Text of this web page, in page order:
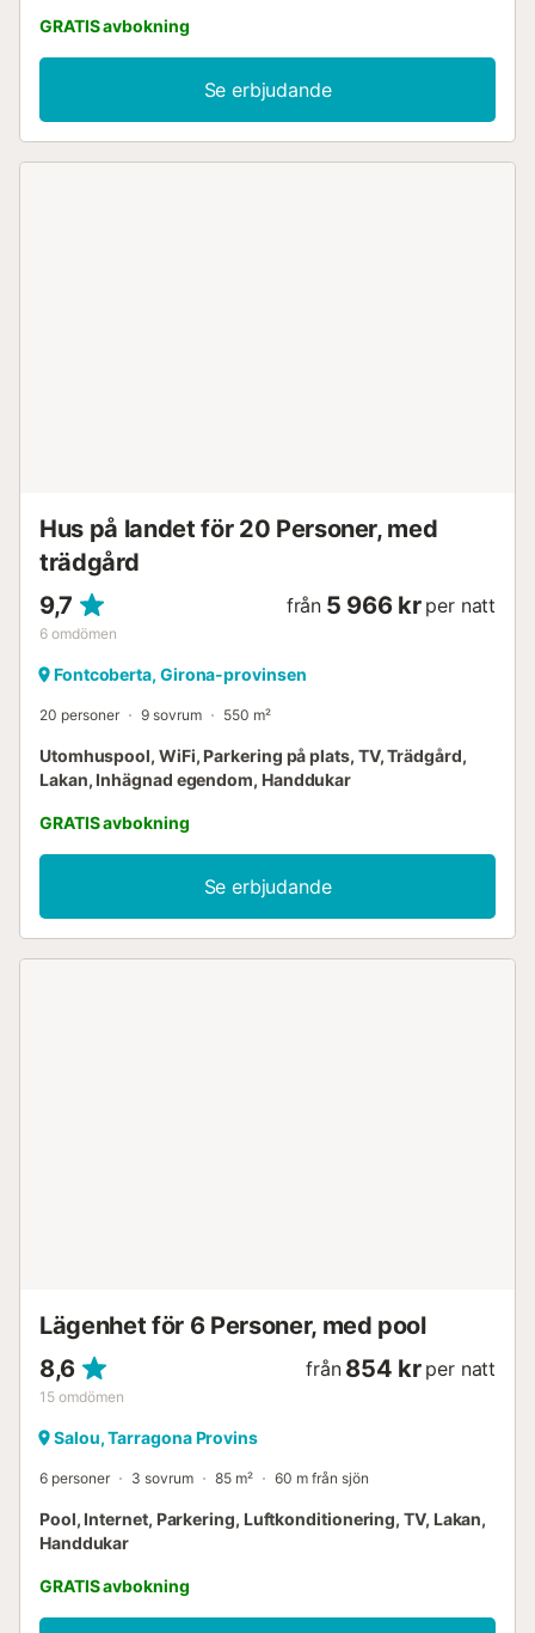
GRATIS avbokning
Se erbjudande
Hus på landet för 20 Personer, med
trädgård
9,7
6 omdömen
från 5 966 kr per natt
Fontcoberta, Girona-provinsen
20 personer 9 sovrum 550 m²
Utomhuspool, WiFi, Parkering på plats, TV, Trädgård,
Lakan, Inhägnad egendom, Handdukar
GRATIS avbokning
Se erbjudande
Lägenhet för 6 Personer, med pool
8,6
15 omdömen
från 854 kr per natt
Salou, Tarragona Provins
6 personer 3 sovrum 85 m² 60 m från sjön
Pool, Internet, Parkering, Luftkonditionering, TV, Lakan,
Handdukar
GRATIS avbokning